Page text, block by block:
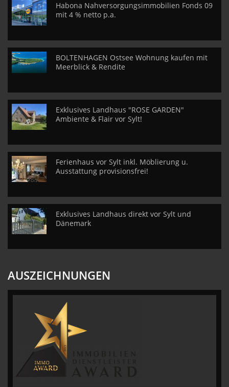
Habona Nahversorgungsimmobilien Fonds 09
mit 4 % netto p.a.
BOLTENHAGEN Ostsee Wohnung kaufen mit
Meerblick & Rendite
Exklusives Landhaus "ROSE GARDEN"
Ambiente & Flair vor Sylt!
Ferienhaus vor Sylt inkl. Möblierung u.
Ausstattung provisionsfrei!
Exklusives Landhaus direkt vor Sylt und
Dänemark
AUSZEICHNUNGEN